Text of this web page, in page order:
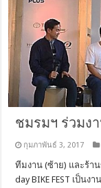
ชมรมฯ ร่วมงา
กุมภาพันธ์ 3, 2017
ทีมงาน (ซ้าย) และร้าน
day BIKE FEST เป็นง